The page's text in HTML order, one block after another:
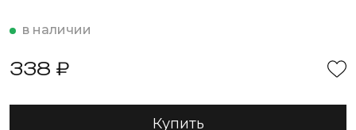
в наличии
338 ₽
Купить